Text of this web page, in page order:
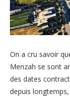
On a cru savoir
Menzah se sont
des dates
depuis